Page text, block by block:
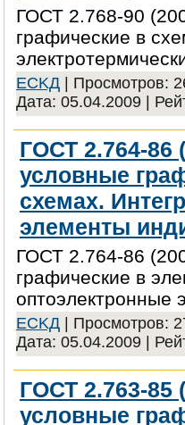
ГОСТ 2.768-90
графические в
ECKД | Просмотров:
Дата: 05.04.2009 |
ГОСТ 2.764-86
условные
схемах.
элементы
ГОСТ 2.764-86
графические в
оптоэлектронные
ECKД | Просмотров:
Дата: 05.04.2009 |
ГОСТ 2.763-85
условные